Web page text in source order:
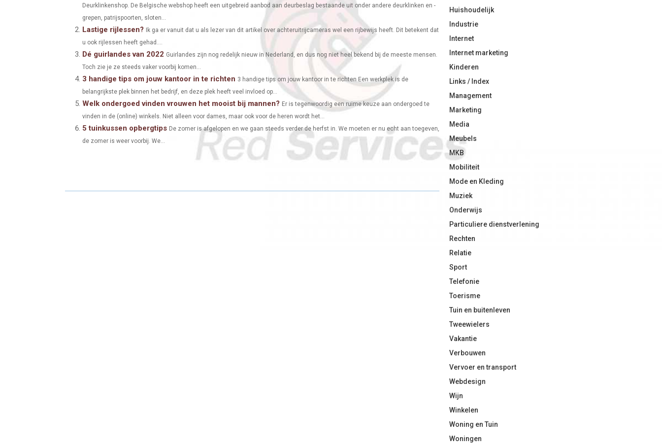
R
O
R R R
E
N
R
Deurklinkenshop. De Belgische webshop heeft een uitgebreid aanbod aan deurbeslag bestaande uit onder andere deurklinken en -
grepen, patrijspoorten, sloten...
Lastige rijlessen? Ik ga er vanuit dat u als lezer van dit artikel over achteruitrijcameras wel een rijbewijs heeft. Dit betekent dat
u ook rijlessen heeft gehad....
Dé guirlandes van 2022 Guirlandes zijn nog redelijk nieuw in Nederland, en dus nog niet heel bekend bij de meeste mensen.
Toch zie je ze steeds vaker voorbij komen...
3 handige tips om jouw kantoor in te richten 3 handige tips om jouw kantoor in te richten Een werkplek is de
belangrijkste plek binnen het bedrijf, en deze plek heeft veel invloed op...
Welk ondergoed vinden vrouwen het mooist bij mannen? Er is tegenwoordig een ruime keuze aan ondergoed te
vinden in de (online) winkels. Niet alleen voor dames, maar ook voor de heren wordt het...
5 tuinkussen opbergtips De zomer is afgelopen en we gaan steeds verder de herfst in. We moeten er nu echt aan toegeven,
de zomer is weer voorbij. We...
Huishoudelijk
Industrie
Internet
Internet marketing
Kinderen
Links / Index
Management
Marketing
Media
Meubels
MKB
Mobiliteit
Mode en Kleding
Muziek
Onderwijs
Particuliere dienstverlening
Rechten
Relatie
Sport
Telefonie
Toerisme
Tuin en buitenleven
Tweewielers
Vakantie
Verbouwen
Vervoer en transport
Webdesign
Wijn
Winkelen
Woning en Tuin
Woningen